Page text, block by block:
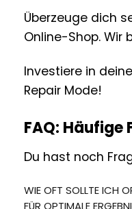
Überzeuge dich
Online-Shop. Wir
Investiere in
Repair Mode!
FAQ: Häufige
Du hast noch
WIE OFT SOLLTE ICH
FÜR OPTIMALE